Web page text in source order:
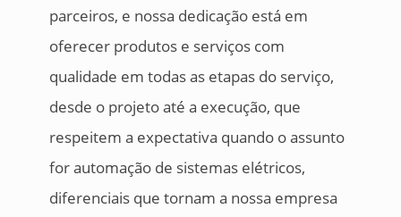
parceiros, e nossa dedicação está em
oferecer produtos e serviços com
qualidade em todas as etapas do serviço,
desde o projeto até a execução, que
respeitem a expectativa quando o assunto
for automação de sistemas elétricos,
diferenciais que tornam a nossa empresa